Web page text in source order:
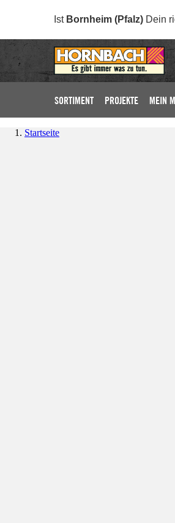
Ist Bornheim (Pfalz) Dein
SORTIMENT PROJEKTE MEIN
Startseite